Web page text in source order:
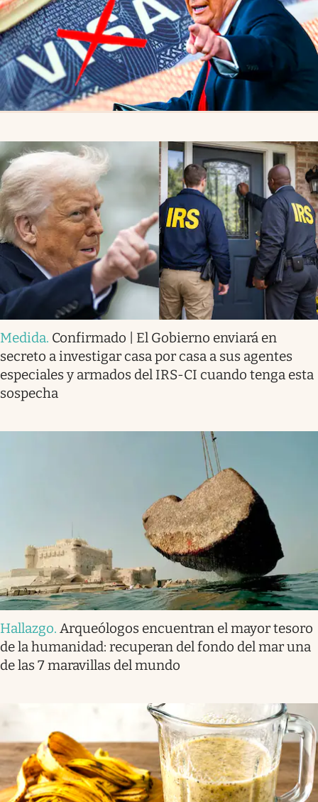
Medida. Confirmado | El Gobierno enviará en
secreto a investigar casa por casa a sus agentes
especiales y armados del IRS-CI cuando tenga esta
sospecha
Hallazgo. Arqueólogos encuentran el mayor tesoro
de la humanidad: recuperan del fondo del mar una
de las 7 maravillas del mundo